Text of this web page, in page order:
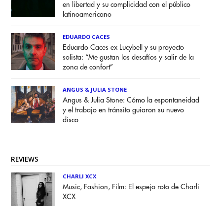
en libertad y su complicidad con el público
latinoamericano
EDUARDO CACES
Eduardo Caces ex Lucybell y su proyecto
solista: “Me gustan los desafíos y salir de la
zona de confort”
ANGUS & JULIA STONE
Angus & Julia Stone: Cómo la espontaneidad
y el trabajo en tránsito guiaron su nuevo
disco
REVIEWS
CHARLI XCX
Music, Fashion, Film: El espejo roto de Charli
XCX